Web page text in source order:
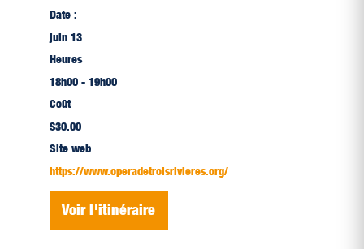
Date :
juin 13
Heures
18h00 - 19h00
Coût
$30.00
Site web
https://www.operadetroisrivieres.org/
Voir l'itinéraire